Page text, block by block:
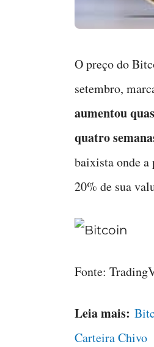
O preço do
setembro,
aumentou
quatro
baixista onde
20% de sua
Fonte:
Leia mais:
Carteira Chivo